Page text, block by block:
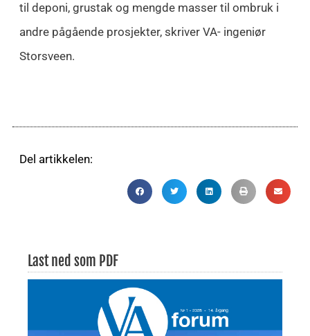
til deponi, grustak og mengde masser til ombruk i
andre pågående prosjekter, skriver VA- ingeniør
Storsveen.
Del artikkelen:
Last ned som PDF